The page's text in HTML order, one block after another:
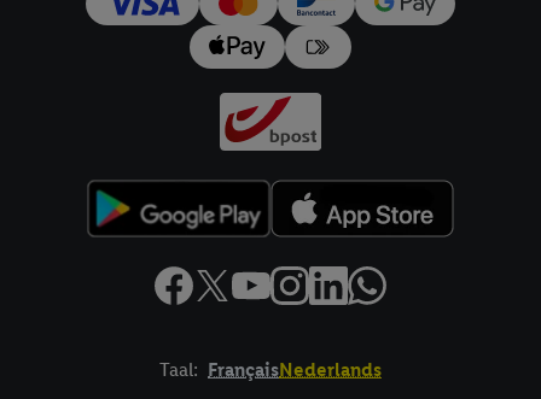
Taal: FrançaisNederlands